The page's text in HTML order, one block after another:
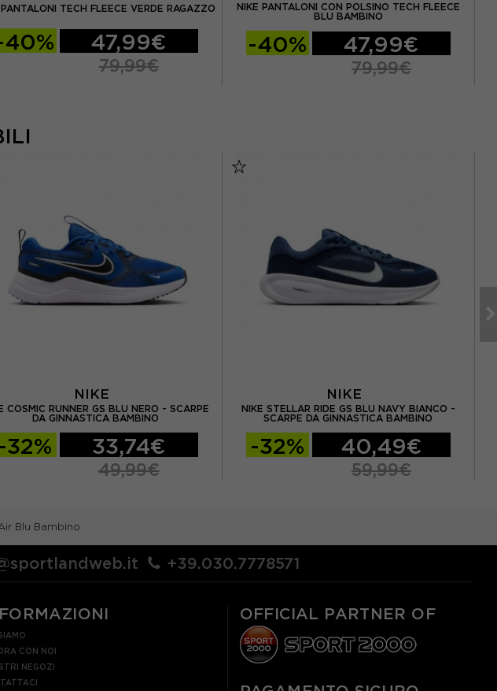
TECH FLEECE VERDE RAGAZZO
40% 47,99€
79,99€
NIKE PANTALONI CON POLSINO TECH FLEECE
BLU BAMBINO
-40% 47,99€
79,99€
NIKE
COSMIC RUNNER GS BLU NERO - SCARPE
DA GINNASTICA BAMBINO
-32% 33,74€
49,99€
NIKE
NIKE STELLAR RIDE GS BLU NAVY BIANCO -
SCARPE DA GINNASTICA BAMBINO
-32% 40,49€
59,99€
Blu Bambino
+39.030.7778571
CON NOI
NEGOZI
OFFICIAL PARTNER OF